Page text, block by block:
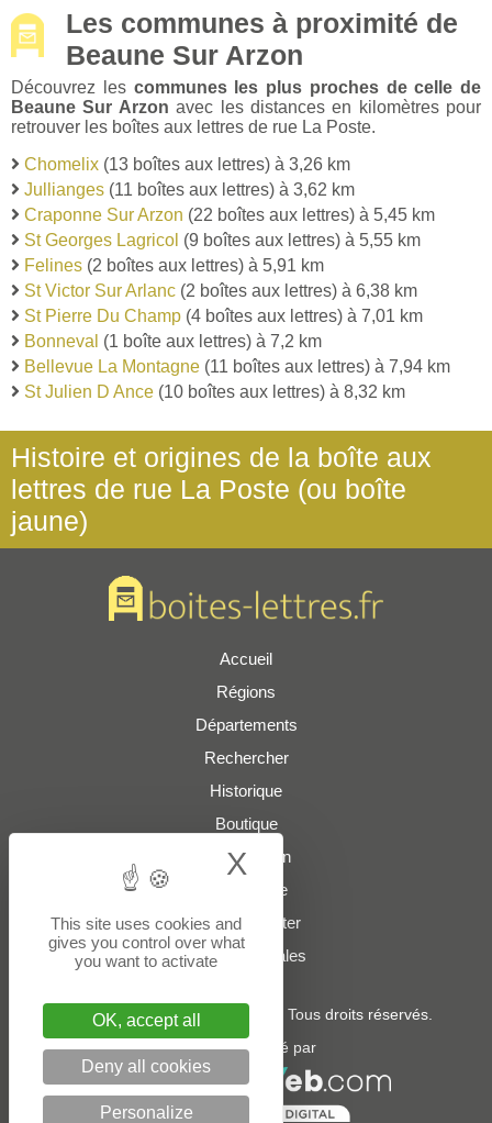
Les communes à proximité de
Beaune Sur Arzon
Découvrez les communes les plus proches de celle de
Beaune Sur Arzon avec les distances en kilomètres pour
retrouver les boîtes aux lettres de rue La Poste.
Chomelix (13 boîtes aux lettres) à 3,26 km
Jullianges (11 boîtes aux lettres) à 3,62 km
Craponne Sur Arzon (22 boîtes aux lettres) à 5,45 km
St Georges Lagricol (9 boîtes aux lettres) à 5,55 km
Felines (2 boîtes aux lettres) à 5,91 km
St Victor Sur Arlanc (2 boîtes aux lettres) à 6,38 km
St Pierre Du Champ (4 boîtes aux lettres) à 7,01 km
Bonneval (1 boîte aux lettres) à 7,2 km
Bellevue La Montagne (11 boîtes aux lettres) à 7,94 km
St Julien D Ance (10 boîtes aux lettres) à 8,32 km
Histoire et origines de la boîte aux
lettres de rue La Poste (ou boîte
jaune)
Accueil
Régions
Départements
Rechercher
Historique
Boutique
Présentation
Plan du site
Nous contacter
Mentions légales
© 2022 - 2026boites-lettres.fr
. Tous droits réservés.
Un service édité par
This site uses cookies and
gives you control over what
you want to activate
OK, accept all
Deny all cookies
Personalize
X Hide cookie